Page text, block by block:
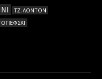
ΤΖ. ΛΟΝΤΟΝ